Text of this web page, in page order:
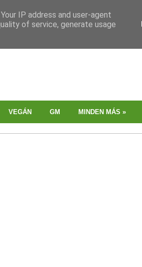
VEGÁN GM MINDEN MÁS »
IP address and user-agent
of service, generate usage